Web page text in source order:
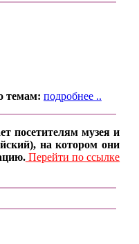
темам: подробнее ..
посетителям музея и
на котором они
Перейти по ссылке